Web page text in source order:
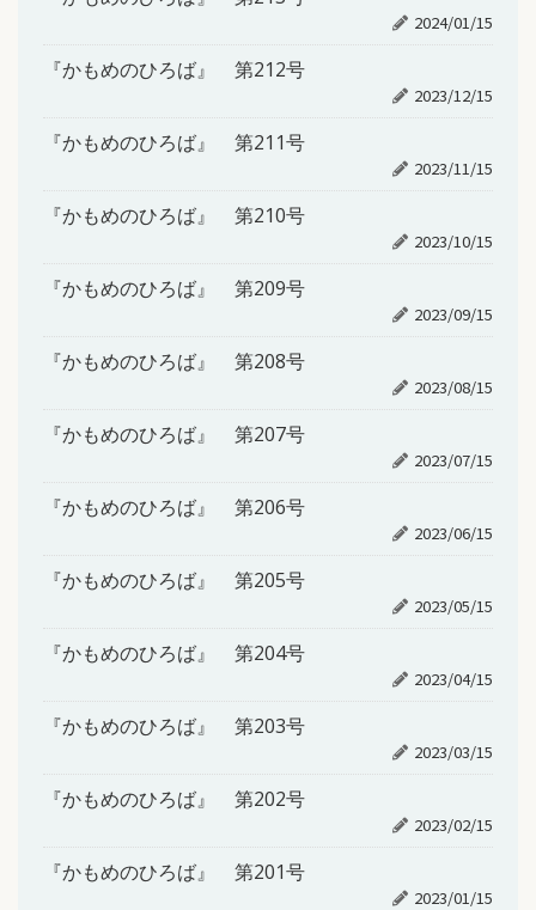
2024/01/15
『かもめのひろば』 第212号
2023/12/15
『かもめのひろば』 第211号
2023/11/15
『かもめのひろば』 第210号
2023/10/15
『かもめのひろば』 第209号
2023/09/15
『かもめのひろば』 第208号
2023/08/15
『かもめのひろば』 第207号
2023/07/15
『かもめのひろば』 第206号
2023/06/15
『かもめのひろば』 第205号
2023/05/15
『かもめのひろば』 第204号
2023/04/15
『かもめのひろば』 第203号
2023/03/15
『かもめのひろば』 第202号
2023/02/15
『かもめのひろば』 第201号
2023/01/15